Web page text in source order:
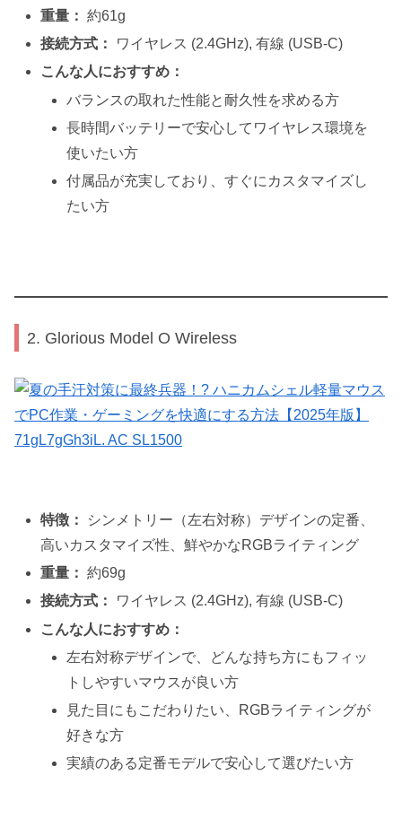
重量： 約61g
接続方式：
ワイヤレス (2.4GHz), 有線 (USB-C)
こんな人におすすめ：
バランスの取れた性能と耐久性を求める方
長時間バッテリーで安心してワイヤレス環境を
使いたい方
付属品が充実しており、すぐにカスタマイズし
たい方
2. Glorious Model O Wireless
特徴：
シンメトリー（左右対称）デザインの定番、
高いカスタマイズ性、鮮やかなRGBライティング
重量： 約69g
接続方式：
ワイヤレス (2.4GHz), 有線 (USB-C)
こんな人におすすめ：
左右対称デザインで、どんな持ち方にもフィッ
トしやすいマウスが良い方
見た目にもこだわりたい、RGBライティングが
好きな方
実績のある定番モデルで安心して選びたい方